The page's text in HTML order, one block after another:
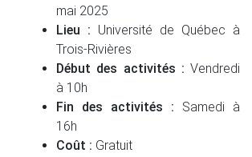
mai 2025
Lieu : Université de Québec à
Trois-Rivières
Début des activités : Vendredi
à 10h
Fin des activités : Samedi à
16h
Coût : Gratuit